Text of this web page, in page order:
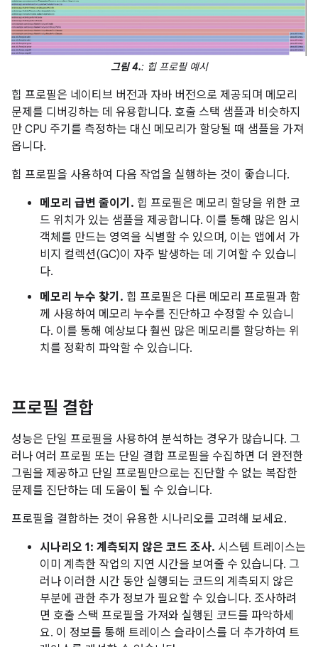
그림 4.: 힙 프로필 예시
힙 프로필은 네이티브 버전과 자바 버전으로 제공되며 메모리
문제를 디버깅하는 데 유용합니다. 호출 스택 샘플과 비슷하지
만 CPU 주기를 측정하는 대신 메모리가 할당될 때 샘플을 가져
옵니다.
힙 프로필을 사용하여 다음 작업을 실행하는 것이 좋습니다.
메모리 급변 줄이기. 힙 프로필은 메모리 할당을 위한 코
드 위치가 있는 샘플을 제공합니다. 이를 통해 많은 임시
객체를 만드는 영역을 식별할 수 있으며, 이는 앱에서 가
비지 컬렉션(GC)이 자주 발생하는 데 기여할 수 있습니
다.
메모리 누수 찾기. 힙 프로필은 다른 메모리 프로필과 함
께 사용하여 메모리 누수를 진단하고 수정할 수 있습니
다. 이를 통해 예상보다 훨씬 많은 메모리를 할당하는 위
치를 정확히 파악할 수 있습니다.
프로필 결합
성능은 단일 프로필을 사용하여 분석하는 경우가 많습니다. 그
러나 여러 프로필 또는 단일 결합 프로필을 수집하면 더 완전한
그림을 제공하고 단일 프로필만으로는 진단할 수 없는 복잡한
문제를 진단하는 데 도움이 될 수 있습니다.
프로필을 결합하는 것이 유용한 시나리오를 고려해 보세요.
시나리오 1: 계측되지 않은 코드 조사. 시스템 트레이스는
이미 계측한 작업의 지연 시간을 보여줄 수 있습니다. 그
러나 이러한 시간 동안 실행되는 코드의 계측되지 않은
부분에 관한 추가 정보가 필요할 수 있습니다. 조사하려
면 호출 스택 프로필을 가져와 실행된 코드를 파악하세
요. 이 정보를 통해 트레이스 슬라이스를 더 추가하여 트